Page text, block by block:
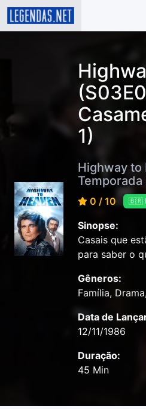
1)
Highway to
0 / 10 🇧🇷
Sinopse:
Casais que
para saber o
Gêneros:
Família,
Data de
12/11/1986
Duração:
45 Min